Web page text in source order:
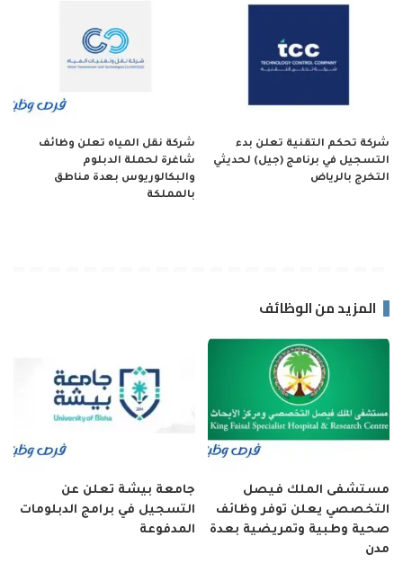
شركة تحكم التقنية تعلن بدء
التسجيل في برنامج (جيل) لحديثي
التخرج بالرياض
شركة نقل المياه تعلن وظائف
شاغرة لحملة الدبلوم
والبكالوريوس بعدة مناطق
بالمملكة
المزيد من الوظائف
مستشفى الملك فيصل
التخصصي يعلن توفر وظائف
صحية وطبية وتمريضية بعدة
مدن
جامعة بيشة تعلن عن
التسجيل في برامج الدبلومات
المدفوعة